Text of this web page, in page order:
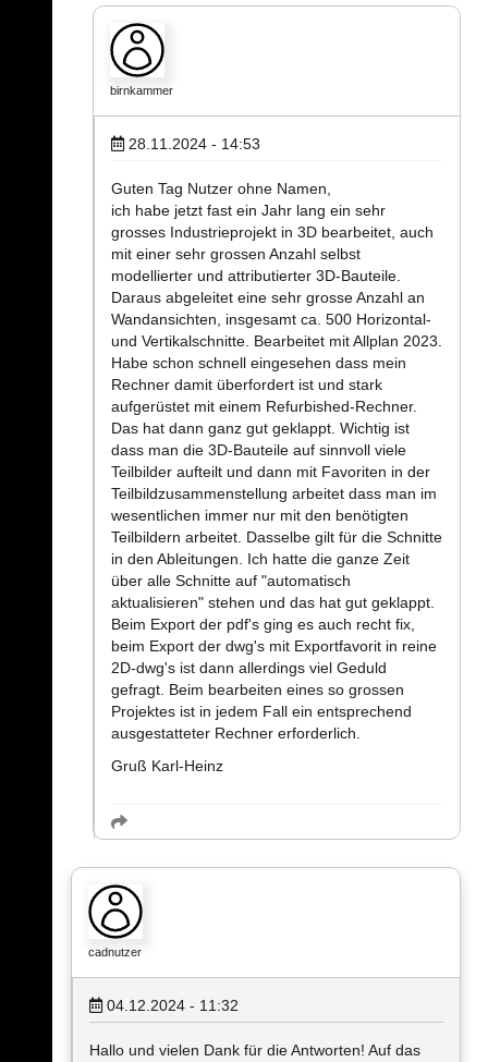
birnkammer
28.11.2024 - 14:53
Guten Tag Nutzer ohne Namen,
ich habe jetzt fast ein Jahr lang ein sehr
grosses Industrieprojekt in 3D bearbeitet, auch
mit einer sehr grossen Anzahl selbst
modellierter und attributierter 3D-Bauteile.
Daraus abgeleitet eine sehr grosse Anzahl an
Wandansichten, insgesamt ca. 500 Horizontal-
und Vertikalschnitte. Bearbeitet mit Allplan 2023.
Habe schon schnell eingesehen dass mein
Rechner damit überfordert ist und stark
aufgerüstet mit einem Refurbished-Rechner.
Das hat dann ganz gut geklappt. Wichtig ist
dass man die 3D-Bauteile auf sinnvoll viele
Teilbilder aufteilt und dann mit Favoriten in der
Teilbildzusammenstellung arbeitet dass man im
wesentlichen immer nur mit den benötigten
Teilbildern arbeitet. Dasselbe gilt für die Schnitte
in den Ableitungen. Ich hatte die ganze Zeit
über alle Schnitte auf "automatisch
aktualisieren" stehen und das hat gut geklappt.
Beim Export der pdf's ging es auch recht fix,
beim Export der dwg's mit Exportfavorit in reine
2D-dwg's ist dann allerdings viel Geduld
gefragt. Beim bearbeiten eines so grossen
Projektes ist in jedem Fall ein entsprechend
ausgestatteter Rechner erforderlich.
Gruß Karl-Heinz
cadnutzer
04.12.2024 - 11:32
Hallo und vielen Dank für die Antworten! Auf das